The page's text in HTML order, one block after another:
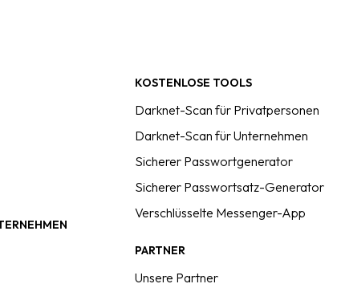
KOSTENLOSE TOOLS
Darknet-Scan für Privatpersonen
Darknet-Scan für Unternehmen
Sicherer Passwortgenerator
Sicherer Passwortsatz-Generator
Verschlüsselte Messenger-App
PARTNER
Unsere Partner